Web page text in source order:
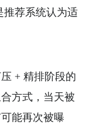
荐系统认为适
+ 精排阶段的
方式，当天被
能再次被曝